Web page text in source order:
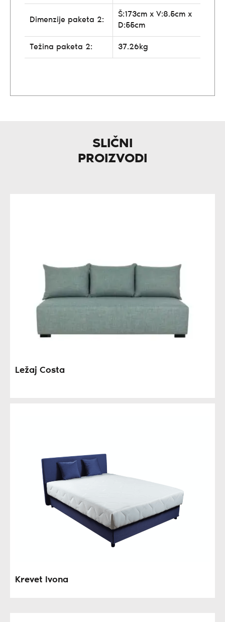
Dimenzije paketa 2:
Š:173cm x V:8.5cm x
D:55cm
Težina paketa 2: 37.26kg
SLIČNI
PROIZVODI
Ležaj Costa
Krevet Ivona